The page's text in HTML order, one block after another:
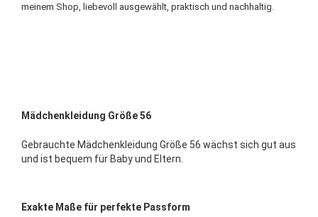
meinem Shop, liebevoll ausgewählt, praktisch und nachhaltig.
Mädchenkleidung Größe 56
Gebrauchte Mädchenkleidung Größe 56 wächst sich gut aus
und ist bequem für Baby und Eltern.
Exakte Maße für perfekte Passform